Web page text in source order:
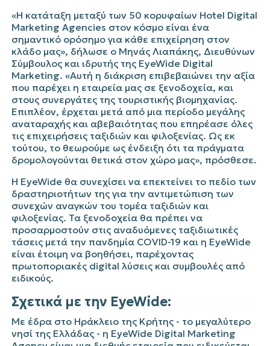
«Η κατάταξη μεταξύ των 50 κορυφαίων Hotel Digital
Marketing Agencies στον κόσμο είναι ένα
σημαντικό ορόσημο για κάθε επιχείρηση στον
κλάδο μας», δήλωσε ο Μηνάς Λιαπάκης, Διευθύνων
Σύμβουλος και ιδρυτής της EyeWide Digital
Marketing. «Αυτή η διάκριση επιβεβαιώνει την αξία
που παρέχει η εταιρεία μας σε ξενοδοχεία, και
στους συνεργάτες της τουριστικής βιομηχανίας.
Επιπλέον, έρχεται μετά από μια περίοδο μεγάλης
αναταραχής και αβεβαιότητας που επηρέασε όλες
τις επιχειρήσεις ταξιδιών και φιλοξενίας. Ως εκ
τούτου, το θεωρούμε ως ένδειξη ότι τα πράγματα
δρομολογούνται θετικά στον χώρο μας», πρόσθεσε.
Η EyeWideθα συνεχίσει να επεκτείνει το πεδίο των
δραστηριοτήτων της για την αντιμετώπιση των
συνεχών αναγκών του τομέα ταξιδιών και
φιλοξενίας. Τα ξενοδοχεία θα πρέπει να
προσαρμοστούν στις αναδυόμενες ταξιδιωτικές
τάσεις μετά την πανδημία COVID-19 και η EyeWide
είναι έτοιμη να βοηθήσει, παρέχοντας
πρωτοποριακές digital λύσεις και συμβουλές από
ειδικούς.
Σχετικά με την EyeWide:
Με έδρα στο Ηράκλειο της Κρήτης - το μεγαλύτερο
νησί της Ελλάδας - η EyeWide Digital Marketing